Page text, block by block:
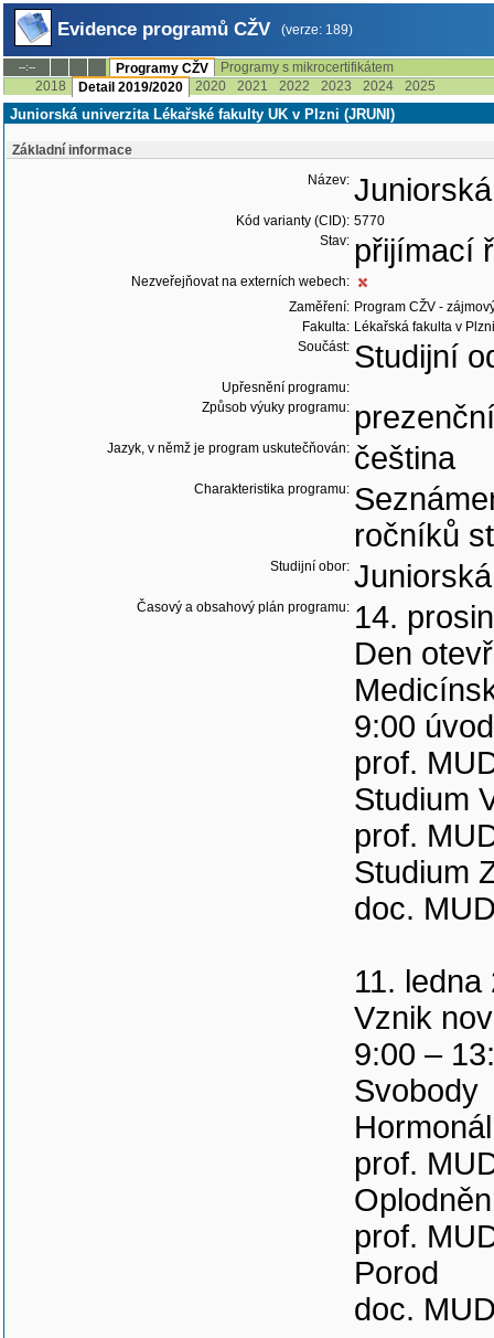
Evidence programů CŽV (verze: 189)
--:-- Programy CŽV
Programy s mikrocertifikátem
2018
Detail 2019/2020 2020 2021 2022 2023 2024 2025
Juniorská univerzita Lékařské fakulty UK v Plzni (JRUNI)
Základní informace
Název:
Kód varianty (CID): 5770
Stav: přijímací
Nezveřejňovat na externích webech:
Zaměření: Program CŽV -
Fakulta: Lékařská fakulta v Plzni
Součást: Studijní
Upřesnění programu:
Způsob výuky programu: prezenční
Jazyk, v němž je program uskutečňován: čeština
Charakteristika programu:
ročníků
Studijní obor:
Časový a obsahový plán programu: 14.
Den
9:00
prof.
Studium
prof.
Studium
doc.
11. ledna
Vznik
9:00 –
Svobody
prof.
prof.
Porod
doc.